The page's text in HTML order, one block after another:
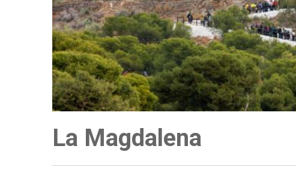
La Magdalena